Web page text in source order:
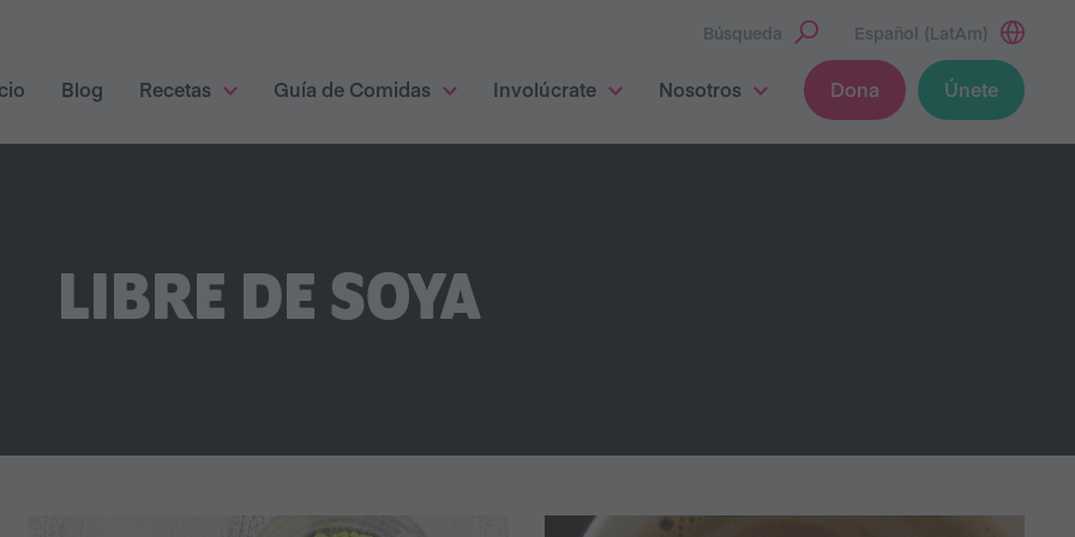
Búsqueda Español (LatAm)
Blog Recetas Guía de Comidas Involúcrate Nosotros Dona Únete
LIBRE DE SOYA